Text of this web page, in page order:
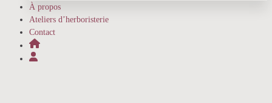
À propos
Ateliers d’herboristerie
Contact